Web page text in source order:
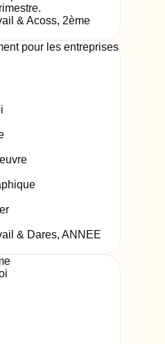
& Acoss, 2ème
pour les entreprises
& Dares, ANNEE